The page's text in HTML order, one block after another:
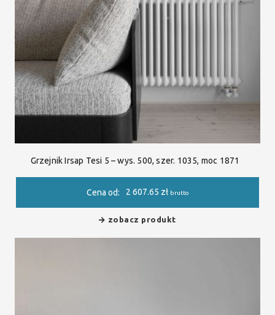
Grzejnik Irsap Tesi 5 – wys. 500, szer. 1035, moc 1871
Cena od: 2 607.65 zł brutto
zobacz produkt